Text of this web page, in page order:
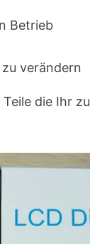
Betrieb
verändern
die Ihr